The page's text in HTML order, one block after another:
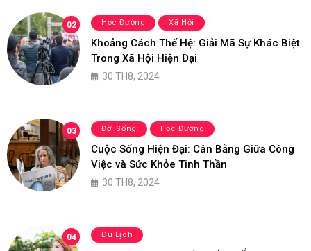
02 Học Đường Xã Hội
Khoảng Cách Thế Hệ: Giải Mã Sự Khác Biệt
Trong Xã Hội Hiện Đại
30 TH8, 2024
03 Đời Sống Học Đường
Cuộc Sống Hiện Đại: Cân Bằng Giữa Công
Việc và Sức Khỏe Tinh Thần
30 TH8, 2024
04 Du Lịch